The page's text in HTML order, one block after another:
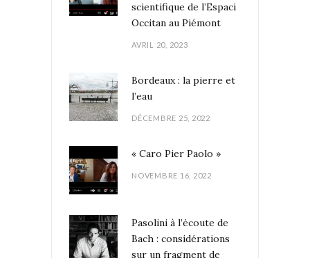
scientifique de l’Espaci
Occitan au Piémont
AVRIL 20, 2023
Bordeaux : la pierre et
l’eau
DÉCEMBRE 25, 2022
« Caro Pier Paolo »
NOVEMBRE 16, 2022
Pasolini à l’écoute de
Bach : considérations
sur un fragment de